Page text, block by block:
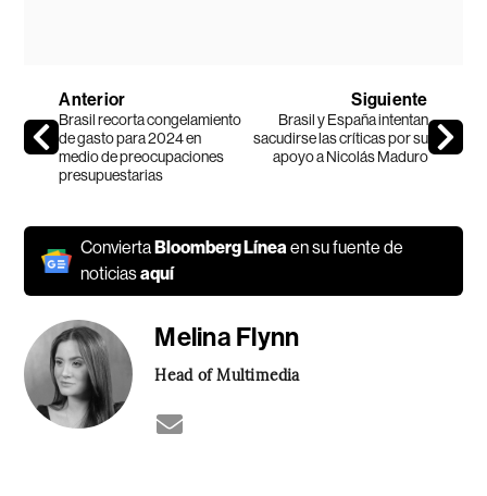
Anterior
Brasil recorta congelamiento
de gasto para 2024 en
medio de preocupaciones
presupuestarias
Siguiente
Brasil y España intentan
sacudirse las críticas por su
apoyo a Nicolás Maduro
ConviertaBloomberg Líneaen su fuente de
noticiasaquí
Melina Flynn
Head of Multimedia